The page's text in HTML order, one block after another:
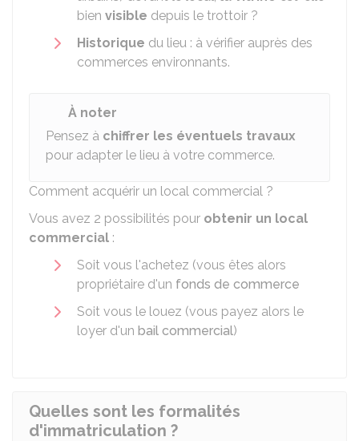
bien visible depuis le trottoir ?
Historique du lieu : à vérifier auprès des
commerces environnants.
À noter
Pensez à chiffrer les éventuels travaux
pour adapter le lieu à votre commerce.
Comment acquérir un local commercial ?
Vous avez 2 possibilités pour obtenir un local
commercial :
Soit vous l'achetez (vous êtes alors
propriétaire d'un fonds de commerce
Soit vous le louez (vous payez alors le
loyer d'un bail commercial)
Quelles sont les formalités
d'immatriculation ?